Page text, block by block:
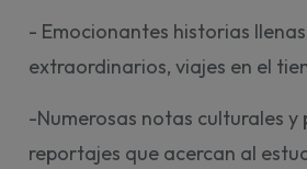
- Emocionantes historias
extraordinarios, viajes en el
-Numerosas notas culturales y
reportajes que acercan al